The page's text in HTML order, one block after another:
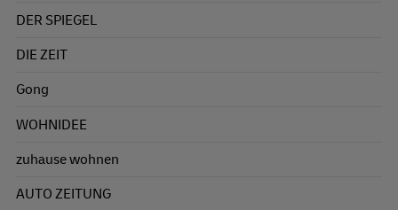
DER SPIEGEL
DIE ZEIT
Gong
WOHNIDEE
zuhause wohnen
AUTO ZEITUNG